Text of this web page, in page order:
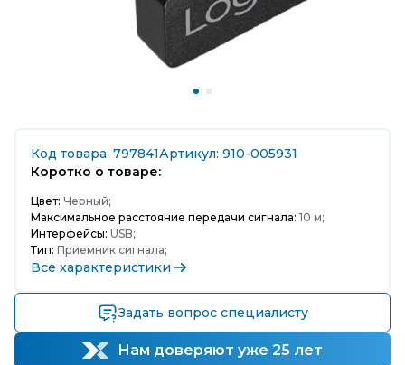
Код товара: 797841Артикул: 910-005931
Коротко о товаре:
Цвет: Черный;
Максимальное расстояние передачи сигнала: 10 м;
Интерфейсы: USB;
Тип: Приемник сигнала;
Все характеристики
Задать вопрос специалисту
Нам доверяют уже 25 лет